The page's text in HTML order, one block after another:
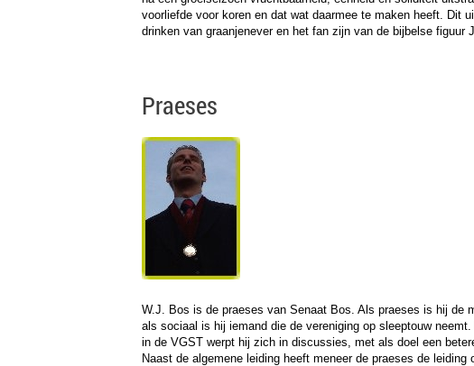
voorliefde voor koren en dat wat daarmee te maken heeft. Dit
drinken van graanjenever en het fan zijn van de bijbelse figuur
Praeses
W.J. Bos is de praeses van Senaat Bos. Als praeses is hij de
als sociaal is hij iemand die de vereniging op sleeptouw
in de VGST werpt hij zich in discussies, met als doel een
Naast de algemene leiding heeft meneer de praeses de